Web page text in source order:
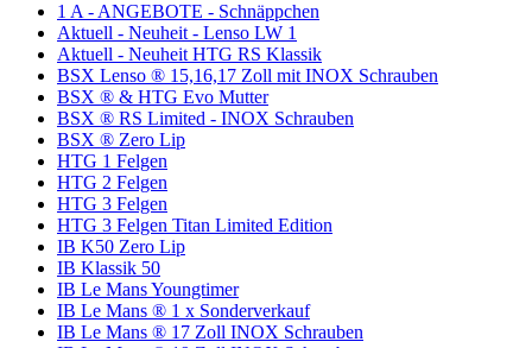
1 A - ANGEBOTE - Schnäppchen
Aktuell - Neuheit - Lenso LW 1
Aktuell - Neuheit HTG RS Klassik
BSX Lenso ® 15,16,17 Zoll mit INOX Schrauben
BSX ® & HTG Evo Mutter
BSX ® RS Limited - INOX Schrauben
BSX ® Zero Lip
HTG 1 Felgen
HTG 2 Felgen
HTG 3 Felgen
HTG 3 Felgen Titan Limited Edition
IB K50 Zero Lip
IB Klassik 50
IB Le Mans Youngtimer
IB Le Mans ® 1 x Sonderverkauf
IB Le Mans ® 17 Zoll INOX Schrauben